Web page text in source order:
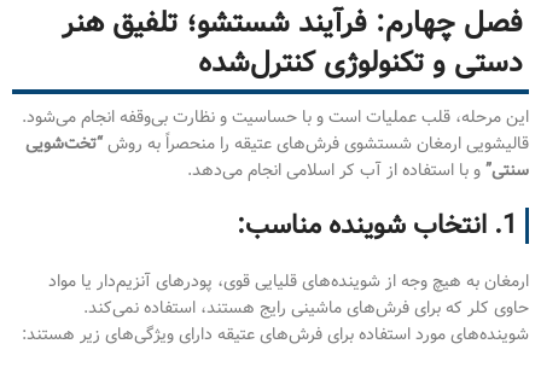
فصل چهارم: فرآیند شستشو؛ تلفیق هنر
دستی و تکنولوژی کنترل‌شده
این مرحله، قلب عملیات است و با حساسیت و نظارت بی‌وقفه انجام می‌شود.
قالیشویی ارمغان شستشوی فرش‌های عتیقه را منحصراً به روش“تخت‌شویی
سنتی”و با استفاده از آب کر اسلامی انجام می‌دهد.
1. انتخاب شوینده مناسب:
ارمغان به هیچ وجه از شوینده‌های قلیایی قوی، پودرهای آنزیم‌دار یا مواد
حاوی کلر که برای فرش‌های ماشینی رایج هستند، استفاده نمی‌کند.
شوینده‌های مورد استفاده برای فرش‌های عتیقه دارای ویژگی‌های زیر هستند: